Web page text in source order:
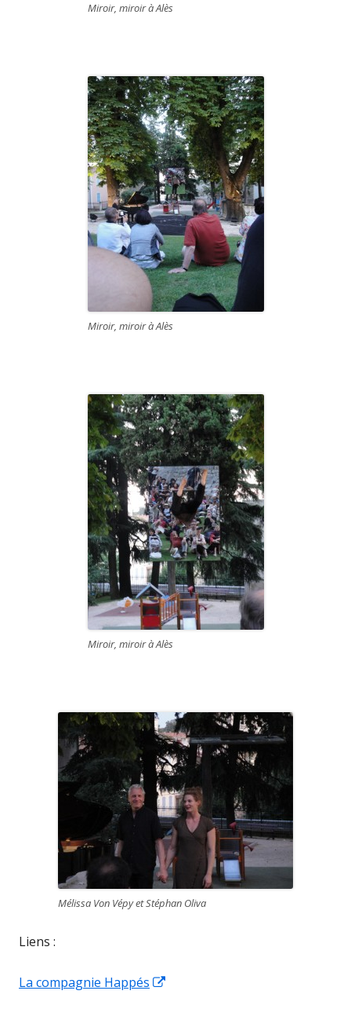
Miroir, miroir à Alès
Miroir, miroir à Alès
Miroir, miroir à Alès
Mélissa Von Vépy et Stéphan Oliva
Liens :
La compagnie Happés